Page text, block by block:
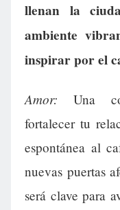
llenan la
ambiente
inspirar por el
Amor: Una
fortalecer tu
espontánea al
nuevas puertas
será clave para